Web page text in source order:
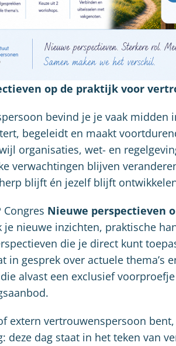
op de praktijk voor
bevind je je vaak midden
begeleidt en maakt
organisaties, wet- en
verwachtingen blijven
blijft én jezelf blijft
Congres Nieuwe perspectieven
je nieuwe inzichten, praktische
die je direct kunt
in gesprek over actuele thema’s
alvast een exclusief
extern vertrouwenspersoon
deze dag staat in het teken van